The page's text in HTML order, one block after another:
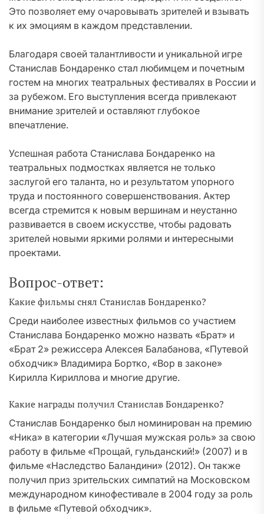
Это позволяет ему очаровывать зрителей и взывать
к их эмоциям в каждом представлении.
Благодаря своей талантливости и уникальной игре
Станислав Бондаренко стал любимцем и почетным
гостем на многих театральных фестивалях в России и
за рубежом. Его выступления всегда привлекают
внимание зрителей и оставляют глубокое
впечатление.
Успешная работа Станислава Бондаренко на
театральных подмостках является не только
заслугой его таланта, но и результатом упорного
труда и постоянного совершенствования. Актер
всегда стремится к новым вершинам и неустанно
развивается в своем искусстве, чтобы радовать
зрителей новыми яркими ролями и интересными
проектами.
Вопрос-ответ:
Какие фильмы снял Станислав Бондаренко?
Среди наиболее известных фильмов со участием
Станислава Бондаренко можно назвать «Брат» и
«Брат 2» режиссера Алексея Балабанова, «Путевой
обходчик» Владимира Бортко, «Вор в законе»
Кирилла Кириллова и многие другие.
Какие награды получил Станислав Бондаренко?
Станислав Бондаренко был номинирован на премию
«Ника» в категории «Лучшая мужская роль» за свою
работу в фильме «Прощай, гульданский!» (2007) и в
фильме «Наследство Баландини» (2012). Он также
получил приз зрительских симпатий на Московском
международном кинофестивале в 2004 году за роль
в фильме «Путевой обходчик».